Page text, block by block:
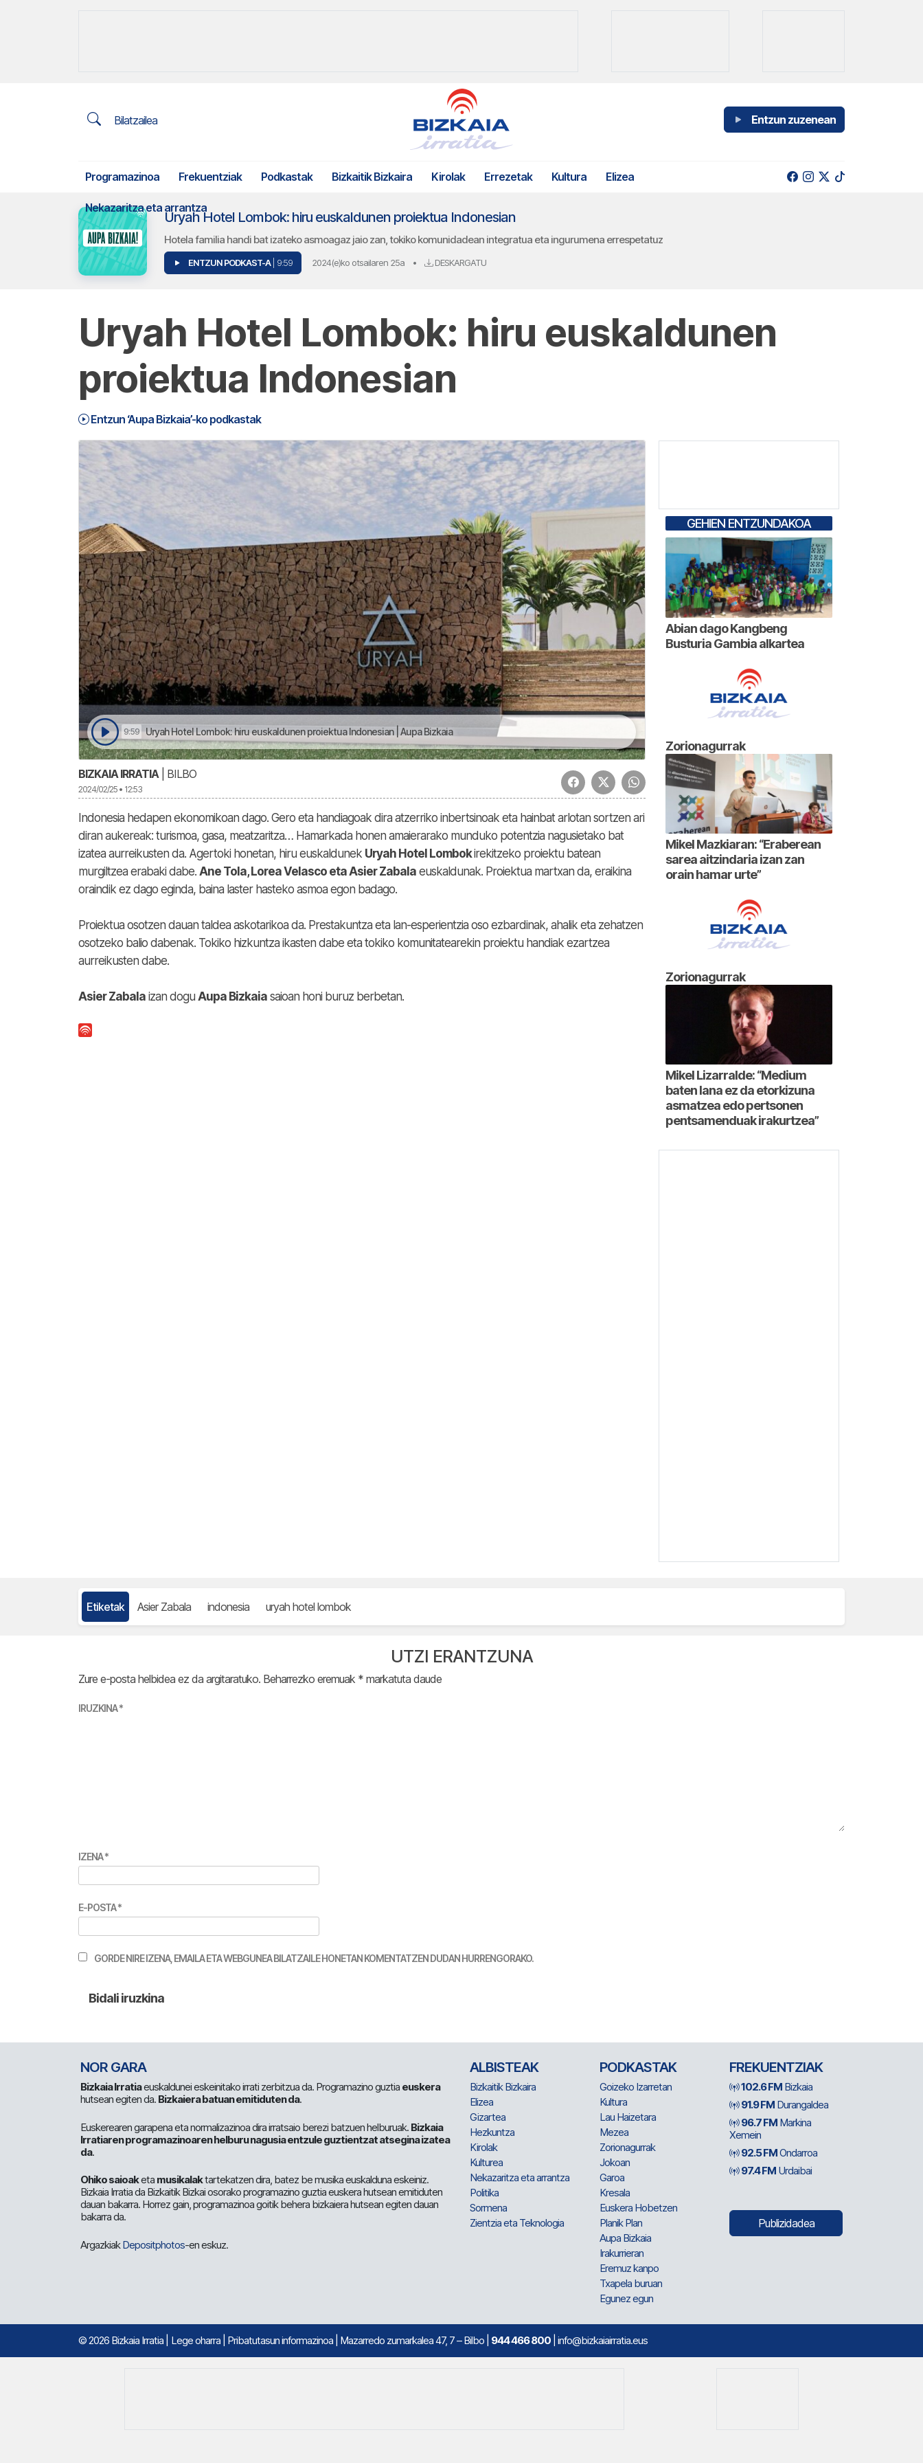
Bilatzailea Entzun zuzenean
Programazinoa Frekuentziak Podkastak Bizkaitik Bizkaira Kirolak Errezetak Kultura Elizea
Nekazaritza eta arrantza
Uryah Hotel Lombok: hiru euskaldunen proiektua Indonesian
Hotela familia handi bat izateko asmoagaz jaio zan, tokiko komunidadean integratua eta ingurumena errespetatuz
ENTZUN PODKAST-A | 9:59 2024(e)ko otsailaren 25a • DESKARGATU
Uryah Hotel Lombok: hiru euskaldunen
proiektua Indonesian
Entzun ‘Aupa Bizkaia’-ko podkastak
9:59 Uryah Hotel Lombok: hiru euskaldunen proiektua Indonesian | Aupa Bizkaia
BIZKAIA IRRATIA| BILBO
2024/02/25 • 12:53
Indonesia hedapen ekonomikoan dago. Gero eta handiagoak dira atzerriko inbertsinoak eta hainbat arlotan sortzen ari
diran aukereak: turismoa, gasa, meatzaritza… Hamarkada honen amaierarako munduko potentzia nagusietako bat
izatea aurreikusten da. Agertoki honetan, hiru euskaldunek Uryah Hotel Lombokirekitzeko proiektu batean
murgiltzea erabaki dabe. Ane Tola, Lorea Velasco eta Asier Zabala euskaldunak. Proiektua martxan da, eraikina
oraindik ez dago eginda, baina laster hasteko asmoa egon badago.
Proiektua osotzen dauan taldea askotarikoa da. Prestakuntza eta lan-esperientzia oso ezbardinak, ahalik eta zehatzen
osotzeko balio dabenak. Tokiko hizkuntza ikasten dabe eta tokiko komunitatearekin proiektu handiak ezartzea
aurreikusten dabe.
Asier Zabala izan dogu Aupa Bizkaia saioan honi buruz berbetan.
GEHIEN ENTZUNDAKOA
Abian dago Kangbeng
Busturia Gambia alkartea
Zorionagurrak
Mikel Mazkiaran: “Eraberean
sarea aitzindaria izan zan
orain hamar urte”
Zorionagurrak
Mikel Lizarralde: “Medium
baten lana ez da etorkizuna
asmatzea edo pertsonen
pentsamenduak irakurtzea”
Etiketak Asier Zabala indonesia uryah hotel lombok
UTZI ERANTZUNA
Zure e-posta helbidea ez da argitaratuko. Beharrezko eremuak * markatuta daude
IRUZKINA*
IZENA*
E-POSTA*
GORDE NIRE IZENA, EMAILA ETA WEBGUNEA BILATZAILE HONETAN KOMENTATZEN DUDAN HURRENGORAKO.
NOR GARA
Bizkaia Irratiaeuskaldunei eskeinitako irrati zerbitzua da. Programazino guztia euskera
hutsean egiten da. Bizkaiera batuan emitiduten da.
Euskerearen garapena eta normalizazinoa dira irratsaio berezi batzuen helburuak. Bizkaia
Irratiaren programazinoaren helburu nagusia entzule guztientzat atsegina izatea
da.
Ohiko saioaketa musikalaktartekatzen dira, batez be musika euskalduna eskeiniz.
Bizkaia Irratia da Bizkaitik Bizkai osorako programazino guztia euskera hutsean emitiduten
dauan bakarra. Horrez gain, programazinoa goitik behera bizkaiera hutsean egiten dauan
bakarra da.
ArgazkiakDepositphotos-en eskuz.
ALBISTEAK
Bizkaitik Bizkaira
Elizea
Gizartea
Hezkuntza
Kirolak
Kulturea
Nekazaritza eta arrantza
Politika
Sormena
Zientzia eta Teknologia
PODKASTAK
Goizeko Izarretan
Kultura
Lau Haizetara
Mezea
Zorionagurrak
Jokoan
Garoa
Kresala
Euskera Hobetzen
Planik Plan
Aupa Bizkaia
Irakurrieran
Eremuz kanpo
Txapela buruan
Egunez egun
FREKUENTZIAK
102.6 FM Bizkaia
91.9 FM Durangaldea
96.7 FM Markina
Xemein
92.5 FMOndarroa
97.4 FM Urdaibai
Publizidadea
© 2026 Bizkaia Irratia Lege oharra Pribatutasun informazinoa | Mazarredo zumarkalea 47, 7 – Bilbo | 944 466 800 | info@bizkaiairratia.eus